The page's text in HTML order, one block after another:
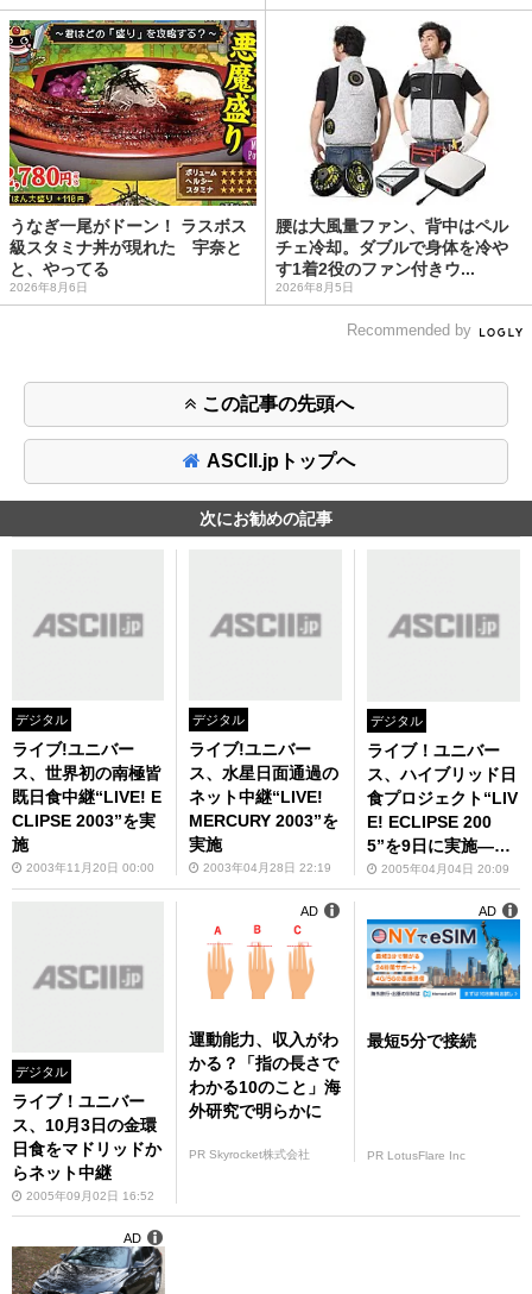
うなぎ一尾がドーン！ ラスボス
級スタミナ丼が現れた 宇奈と
と、やってる
2026年8月6日
腰は大風量ファン、背中はペル
チェ冷却。ダブルで身体を冷や
す1着2役のファン付きウ...
2026年8月5日
Recommended by
この記事の先頭へ
ASCII.jpトップへ
次にお勧めの記事
デジタル
ライブ!ユニバー
ス、世界初の南極皆
既日食中継“LIVE! E
CLIPSE 2003”を実
施
2003年11月20日 00:00
デジタル
ライブ!ユニバー
ス、水星日面通過の
ネット中継“LIVE!
MERCURY 2003”を
実施
2003年04月28日 22:19
デジタル
ライブ！ユニバー
ス、ハイブリッド日
食プロジェクト“LIV
E! ECLIPSE 200
5”を9日に実施――1
0種類の実験も
2005年04月04日 20:09
デジタル
ライブ！ユニバー
ス、10月3日の金環
日食をマドリッドか
らネット中継
2005年09月02日 16:52
運動能力、収入がわ
かる？「指の長さで
わかる10のこと」海
外研究で明らかに
PR Skyrocket株式会社
AD
最短5分で接続
PR LotusFlare Inc
AD
AD